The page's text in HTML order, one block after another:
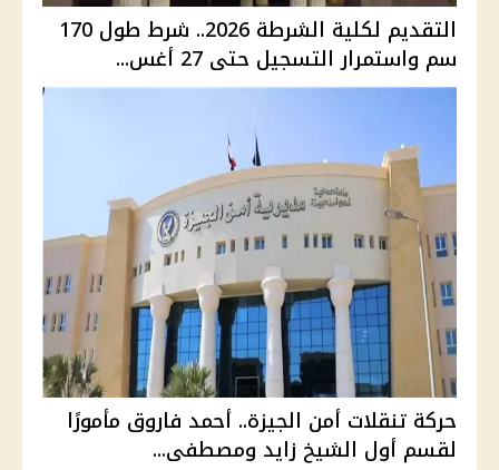
التقديم لكلية الشرطة 2026.. شرط طول 170
سم واستمرار التسجيل حتى 27 أغس...
حركة تنقلات أمن الجيزة.. أحمد فاروق مأمورًا
لقسم أول الشيخ زايد ومصطفى...